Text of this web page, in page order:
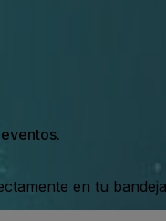
en tu